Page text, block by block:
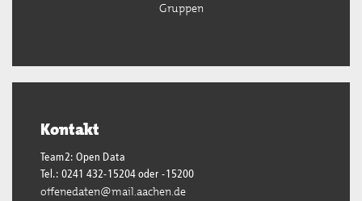
Gruppen
Kontakt
Team2: Open Data
Tel.: 0241 432-15204 oder -15200
offenedaten@mail.aachen.de